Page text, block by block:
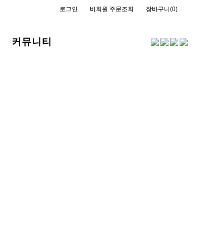
로그인 비회원 주문조회 장바구니(0)
커뮤니티